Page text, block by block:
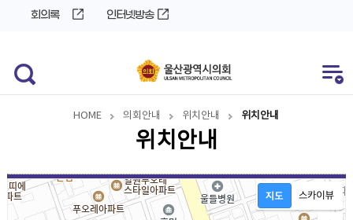
회의록 인터넷방송
HOME 의회안내 위치안내 위치안내
위치안내